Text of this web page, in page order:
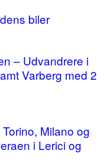
biler
– Udvandrere i
Varberg med 2
Milano og
i Lerici og